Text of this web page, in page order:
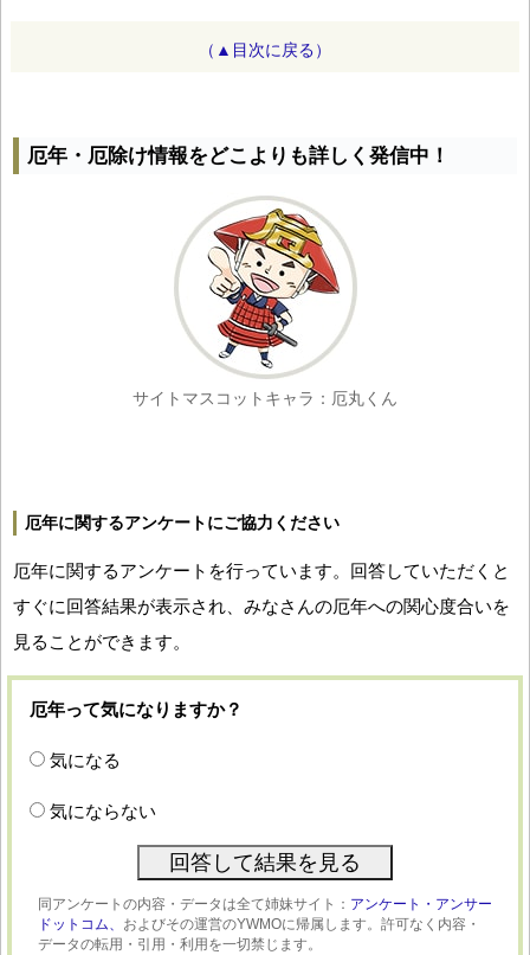
（▲目次に戻る）
厄年・厄除け情報をどこよりも詳しく発信中！
サイトマスコットキャラ：厄丸くん
厄年に関するアンケートにご協力ください
厄年に関するアンケートを行っています。回答していただくと
すぐに回答結果が表示され、みなさんの厄年への関心度合いを
見ることができます。
厄年って気になりますか？
気になる
気にならない
同アンケートの内容・データは全て姉妹サイト： アンケート・アンサー
ドットコム、 およびその運営のYWMOに帰属します。許可なく内容・
データの転用・引用・利用を一切禁じます。